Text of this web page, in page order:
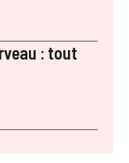
: tout